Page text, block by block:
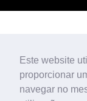
Este website
proporcionar
navegar no